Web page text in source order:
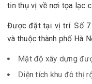
tin thụ vị về nơi tọa lạc
Được đặt tại vị trí: Số 7
và thuộc thành phố Hà
Mật độ xây dựng
Diện tích khu đô thị